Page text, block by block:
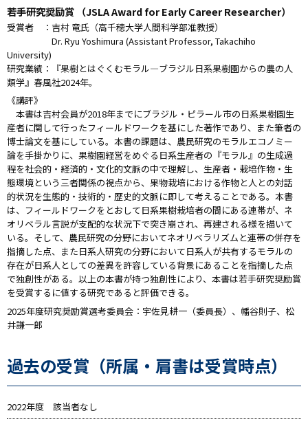
若手研究奨励賞 （JSLA Award for Early Career Researcher）
受賞者 ：吉村 竜氏（高千穂大学人間科学部准教授）
Dr. Ryu Yoshimura (Assistant Professor, Takachiho
University)
研究業績：『果樹とはぐくむモラル—ブラジル日系果樹園からの農の人
類学』春風社2024年。
《講評》
本書は吉村会員が2018年までにブラジル・ピラール市の日系果樹園生
産者に関して行ったフィールドワークを基にした著作であり、また筆者の
博士論文を基にしている。本書の課題は、農民研究のモラルエコノミー
論を手掛かりに、果樹園経営をめぐる日系生産者の『モラル』の生成過
程を社会的・経済的・文化的文脈の中で理解し、生産者・栽培作物・生
態環境という三者関係の視点から、果物栽培における作物と人との対話
的状況を生態的・技術的・歴史的文脈に即して考えることである。本書
は、フィールドワークをとおして日系果樹栽培者の間にある連帯が、ネ
オリベラル言説が支配的な状況下で突き崩され、再建される様を描いて
いる。そして、農民研究の分野においてネオリベラリズムと連帯の併存を
指摘した点、また日系人研究の分野において日系人が共有するモラルの
存在が日系人としての差異を許容している背景にあることを指摘した点
で独創性がある。以上の本書が持つ独創性により、本書は若手研究奨励賞
を受賞するに値する研究であると評価できる。
2025年度研究奨励賞選考委員会：宇佐見耕一（委員長）、幡谷則子、松
井謙一郎
過去の受賞（所属・肩書は受賞時点）
2022年度 該当者なし